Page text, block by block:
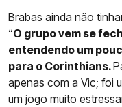
Brabas ainda não
“O grupo vem se
entendendo um
para o Corinthians.
apenas com a Vic; foi
um jogo muito